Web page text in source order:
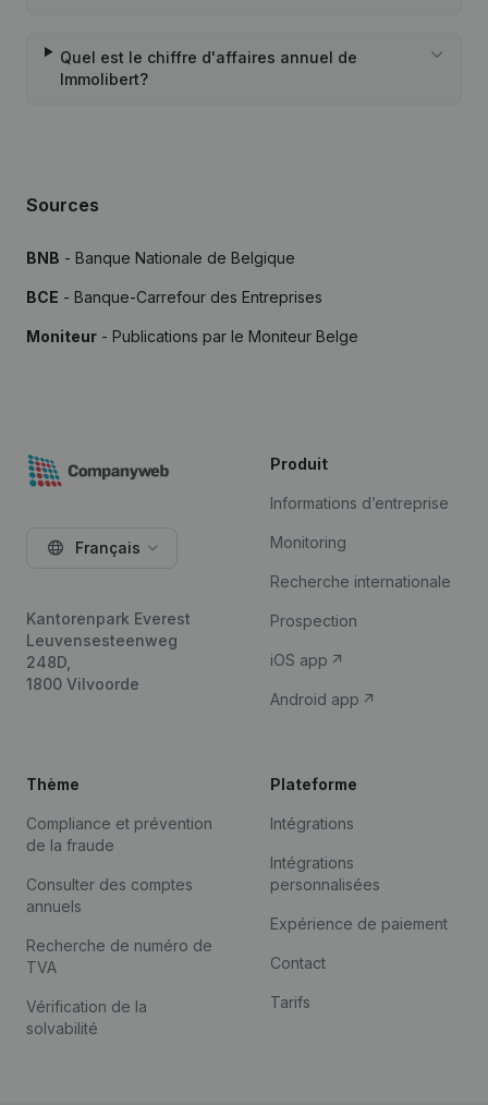
Quel est le chiffre d'affaires annuel de
Immolibert?
Sources
BNB - Banque Nationale de Belgique
BCE - Banque-Carrefour des Entreprises
Moniteur - Publications par le Moniteur Belge
Français
Kantorenpark Everest
Leuvensesteenweg
248D,
1800 Vilvoorde
Produit
Informations d’entreprise
Monitoring
Recherche internationale
Prospection
iOS app
Android app
Thème
Compliance et prévention
de la fraude
Consulter des comptes
annuels
Recherche de numéro de
TVA
Vérification de la
solvabilité
Plateforme
Intégrations
Intégrations
personnalisées
Expérience de paiement
Contact
Tarifs